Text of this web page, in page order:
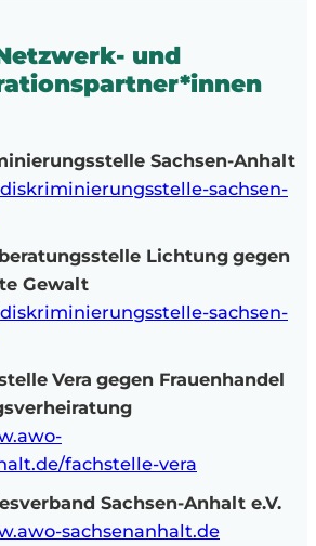
und
Sachsen-Anhalt
sachsen-
Lichtung gegen
Gewalt
sachsen-
Vera gegen Frauenhandel
fachstelle-vera
Sachsen-Anhalt e.V.
sachsenanhalt.de